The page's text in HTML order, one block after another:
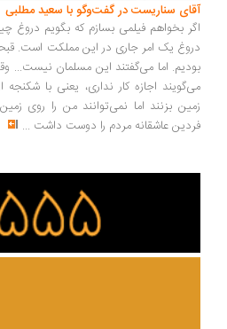
سناریست در گفت‌وگو با سعید مطلبی
بخواهم فیلمی بسازم که بگویم دروغ چیز
یک امر جاری در این مملکت است. قبحش از
اما می‌گفتند این مسلمان نیست... وقتی به
اجازه کار نداری، یعنی با شکنجه او را
بزنند اما نمی‌توانند من را روی زمین نگه
عاشقانه مردم را دوست داشت ...